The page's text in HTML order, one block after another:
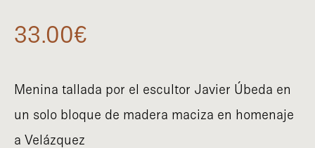
33.00€
Menina tallada por el escultor Javier Úbeda en
un solo bloque de madera maciza en homenaje
a Velázquez